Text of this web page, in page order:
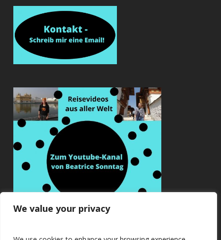
We value your privacy